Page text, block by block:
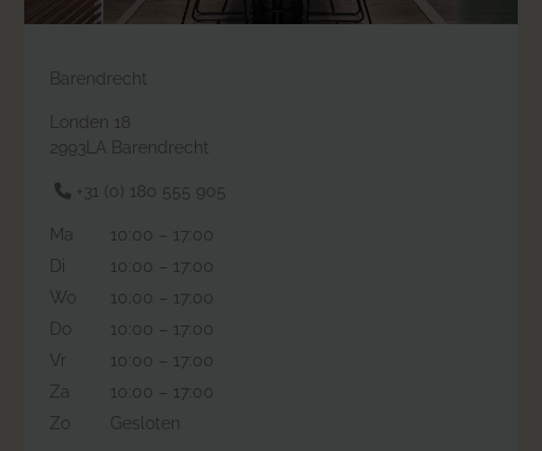
Barendrecht
Londen 18
2993LA Barendrecht
+31 (0) 180 555 905
Ma
10:00 – 17:00
Di
10:00 – 17:00
Wo
10:00 – 17:00
Do
10:00 – 17:00
Vr
10:00 – 17:00
Za
10:00 – 17:00
Zo
Gesloten